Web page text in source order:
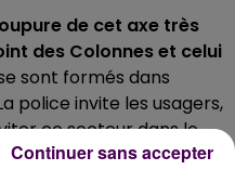
de cet axe très
des Colonnes et celui
sont formés dans
police invite les usagers,
ce secteur dans le
Continuer sans accepter